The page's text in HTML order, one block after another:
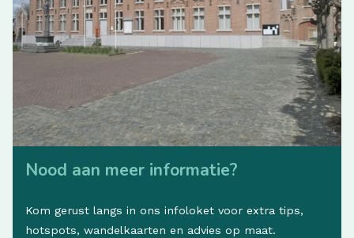
Nood aan meer informatie?
Kom gerust langs in ons infoloket voor extra tips,
hotspots, wandelkaarten en advies op maat.